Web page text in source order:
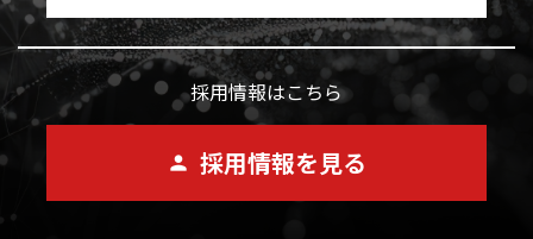
採用情報はこちら
person 採用情報を見る